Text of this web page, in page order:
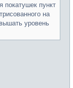
и
покатушек пункт
на
уровень